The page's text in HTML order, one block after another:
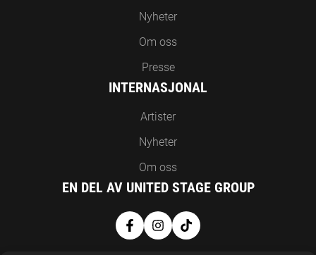
Nyheter
Om oss
Presse
INTERNASJONAL
Artister
Nyheter
Om oss
EN DEL AV UNITED STAGE GROUP